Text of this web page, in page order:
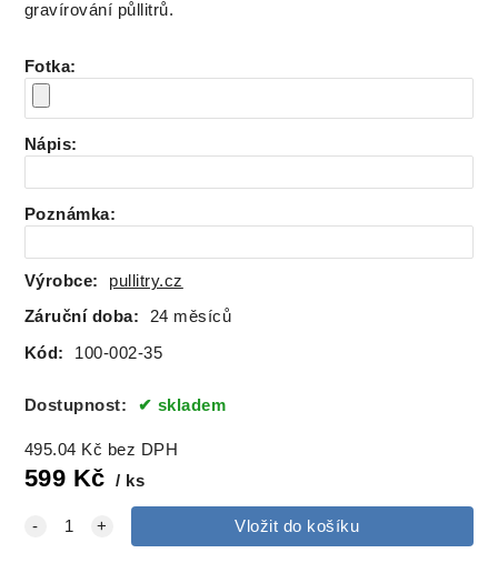
gravírování půllitrů.
Fotka:
Nápis:
Poznámka:
Výrobce: pullitry.cz
Záruční doba: 24 měsíců
Kód: 100-002-35
Dostupnost: skladem
495.04 Kč bez DPH
599 Kč ks